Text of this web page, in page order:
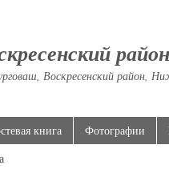
район
Воскресенский район,
книга Фотографии